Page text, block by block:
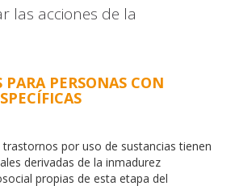
las acciones de la
PERSONAS CON
por uso de sustancias tienen
derivadas de la inmadurez
propias de esta etapa del